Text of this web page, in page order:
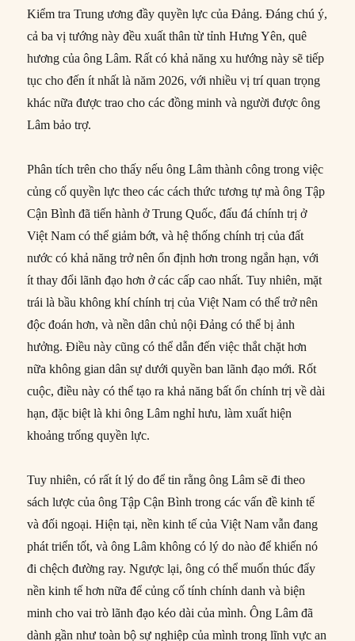
Kiểm tra Trung ương đầy quyền lực của Đảng. Đáng chú ý,
cả ba vị tướng này đều xuất thân từ tỉnh Hưng Yên, quê
hương của ông Lâm. Rất có khả năng xu hướng này sẽ tiếp
tục cho đến ít nhất là năm 2026, với nhiều vị trí quan trọng
khác nữa được trao cho các đồng minh và người được ông
Lâm bảo trợ.
Phân tích trên cho thấy nếu ông Lâm thành công trong việc
củng cố quyền lực theo các cách thức tương tự mà ông Tập
Cận Bình đã tiến hành ở Trung Quốc, đấu đá chính trị ở
Việt Nam có thể giảm bớt, và hệ thống chính trị của đất
nước có khả năng trở nên ổn định hơn trong ngắn hạn, với
ít thay đổi lãnh đạo hơn ở các cấp cao nhất. Tuy nhiên, mặt
trái là bầu không khí chính trị của Việt Nam có thể trở nên
độc đoán hơn, và nền dân chủ nội Đảng có thể bị ảnh
hưởng. Điều này cũng có thể dẫn đến việc thắt chặt hơn
nữa không gian dân sự dưới quyền ban lãnh đạo mới. Rốt
cuộc, điều này có thể tạo ra khả năng bất ổn chính trị về dài
hạn, đặc biệt là khi ông Lâm nghỉ hưu, làm xuất hiện
khoảng trống quyền lực.
Tuy nhiên, có rất ít lý do để tin rằng ông Lâm sẽ đi theo
sách lược của ông Tập Cận Bình trong các vấn đề kinh tế
và đối ngoại. Hiện tại, nền kinh tế của Việt Nam vẫn đang
phát triển tốt, và ông Lâm không có lý do nào để khiến nó
đi chệch đường ray. Ngược lại, ông có thể muốn thúc đẩy
nền kinh tế hơn nữa để củng cố tính chính danh và biện
minh cho vai trò lãnh đạo kéo dài của mình. Ông Lâm đã
dành gần như toàn bộ sự nghiệp của mình trong lĩnh vực an